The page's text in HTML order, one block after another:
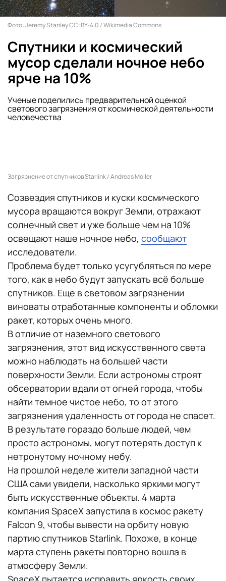
Фото: Jeremy Stanley CC-BY-4.0 / Wikimedia Commons
Спутники и космический
мусор сделали ночное небо
ярче на 10%
Ученые поделились предварительной оценкой
светового загрязнения от космической деятельности
человечества
Загрязнение от спутников Starlink / Andreas Möller
Созвездия спутников и куски космического
мусора вращаются вокруг Земли, отражают
солнечный свет и уже больше чем на 10%
освещают наше ночное небо, сообщают
исследователи.
Проблема будет только усугубляться по мере
того, как в небо будут запускать всё больше
спутников. Еще в световом загрязнении
виноваты отработанные компоненты и обломки
ракет, которых очень много.
В отличие от наземного светового
загрязнения, этот вид искусственного света
можно наблюдать на большей части
поверхности Земли. Если астрономы строят
обсерватории вдали от огней города, чтобы
найти темное чистое небо, то от этого
загрязнения удаленность от города не спасет.
В результате гораздо больше людей, чем
просто астрономы, могут потерять доступ к
нетронутому ночному небу.
На прошлой неделе жители западной части
США сами увидели, насколько яркими могут
быть искусственные объекты. 4 марта
компания SpaceX запустила в космос ракету
Falcon 9, чтобы вывести на орбиту новую
партию спутников Starlink. Похоже, в конце
марта ступень ракеты повторно вошла в
атмосферу Земли.